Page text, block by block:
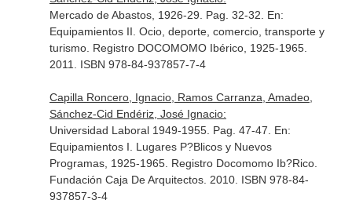
Mercado de Abastos, 1926-29. Pag. 32-32. En:
Equipamientos II. Ocio, deporte, comercio, transporte y
turismo. Registro DOCOMOMO Ibérico, 1925-1965.
2011. ISBN 978-84-937857-7-4
Capilla Roncero, Ignacio, Ramos Carranza, Amadeo,
Sánchez-Cid Endériz, José Ignacio:
Universidad Laboral 1949-1955. Pag. 47-47. En:
Equipamientos I. Lugares P?Blicos y Nuevos
Programas, 1925-1965. Registro Docomomo Ib?Rico.
Fundación Caja De Arquitectos. 2010. ISBN 978-84-
937857-3-4